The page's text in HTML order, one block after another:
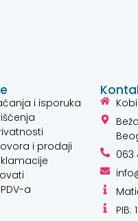
i isporuka
i prodaji
a
063
PIB: